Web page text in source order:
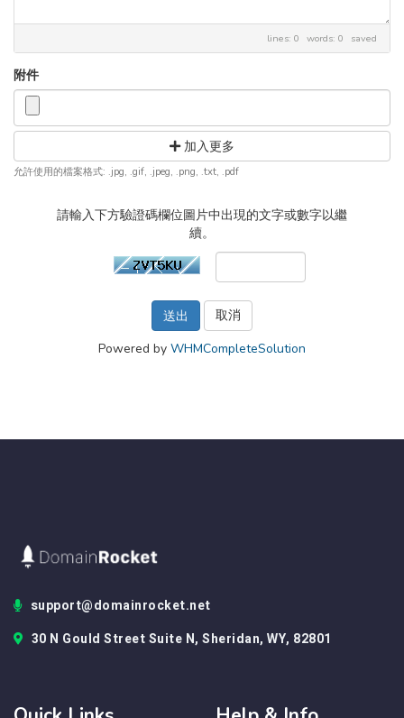
lines: 0 words: 0 saved
附件
加入更多
允許使用的檔案格式: .jpg, .gif, .jpeg, .png, .txt, .pdf
請輸入下方驗證碼欄位圖片中出現的文字或數字以繼
續。
取消
Powered by WHMCompleteSolution
support@domainrocket.net
30 N Gould Street Suite N, Sheridan, WY, 82801